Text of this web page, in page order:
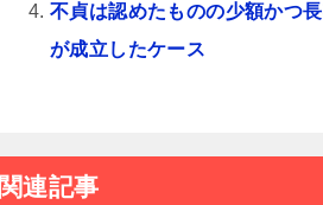
不貞は認めたものの少額かつ
が成立したケース
関連記事